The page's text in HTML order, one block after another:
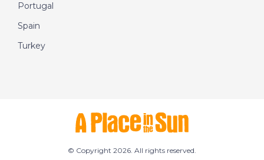
Portugal
Spain
Turkey
© Copyright 2026. All rights reserved.